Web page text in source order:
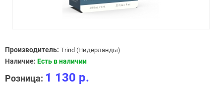
Производитель: Trind (Нидерланды)
Наличие: Есть в наличии
Розница: 1 130 р.